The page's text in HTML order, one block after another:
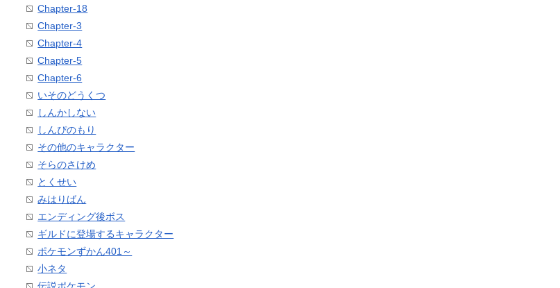
Chapter-18
Chapter-3
Chapter-4
Chapter-5
Chapter-6
いそのどうくつ
しんかしない
しんぴのもり
その他のキャラクター
そらのさけめ
とくせい
みはりばん
エンディング後ボス
ギルドに登場するキャラクター
ポケモンずかん401～
小ネタ